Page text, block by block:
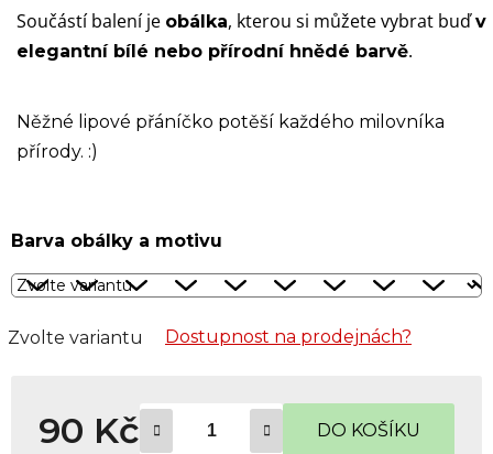
Součástí balení je obálka, kterou si můžete vybrat buďv
elegantní bílé nebo přírodní hnědé barvě.
Něžné lipové přáníčko potěší každého milovníka
přírody. :)
Barva obálky a motivu
Zvolte variantu Dostupnost na prodejnách?
90 Kč DO KOŠÍKU